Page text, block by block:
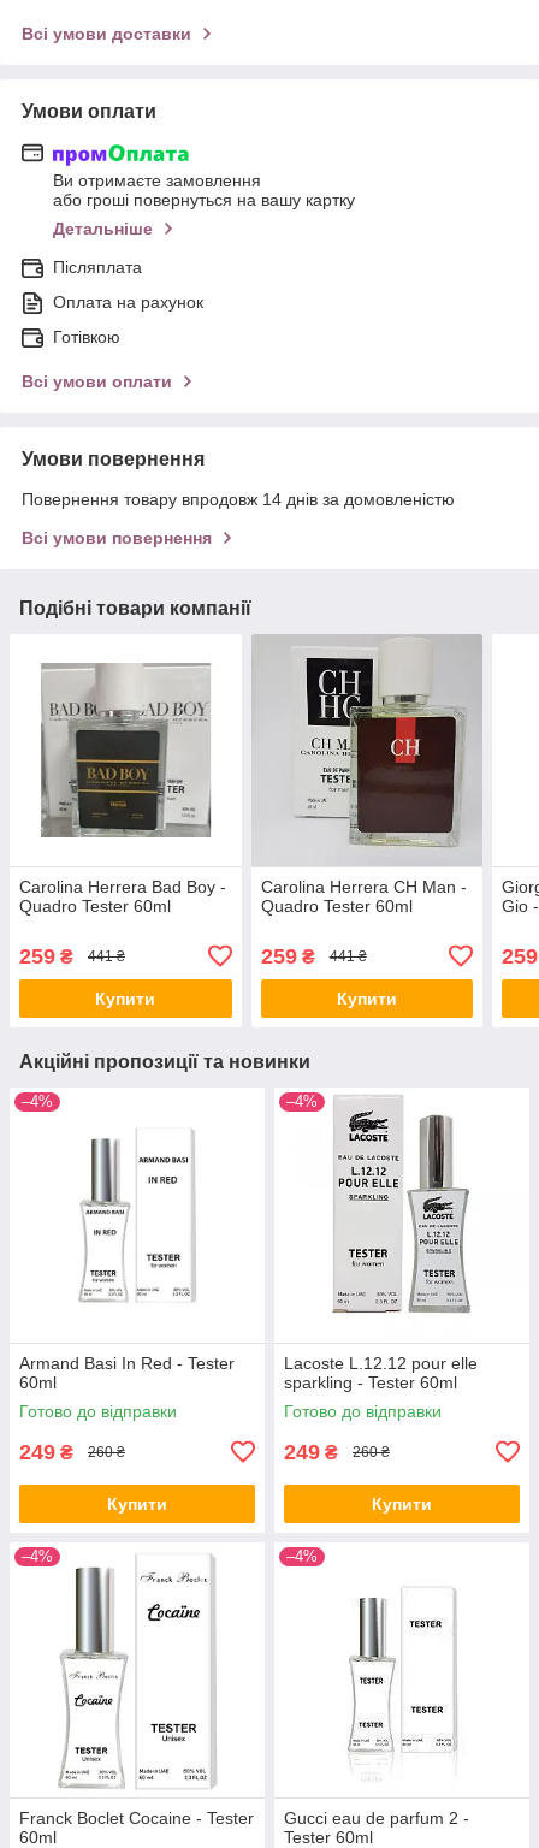
Всі умови доставки
Умови оплати
Ви отримаєте замовлення
або гроші повернуться на вашу картку
Детальніше
Післяплата
Оплата на рахунок
Готівкою
Всі умови оплати
Умови повернення
Повернення товару впродовж 14 днів за домовленістю
Всі умови повернення
Подібні товари компанії
Carolina Herrera Bad Boy -
Quadro Tester 60ml
259 ₴ 441 ₴
Купити
Carolina Herrera CH Man -
Quadro Tester 60ml
259₴ 441 ₴
Купити
Gio
259
Акційні пропозиції та новинки
–4%
Armand Basi In Red - Tester
60ml
Готово до відправки
249 ₴ 260 ₴
Купити
–4%
Lacoste L.12.12 pour elle
sparkling - Tester 60ml
Готово до відправки
249 ₴ 260 ₴
Купити
–4%
Franck Boclet Cocaine - Tester
60ml
–4%
Gucci eau de parfum 2 -
Tester 60ml